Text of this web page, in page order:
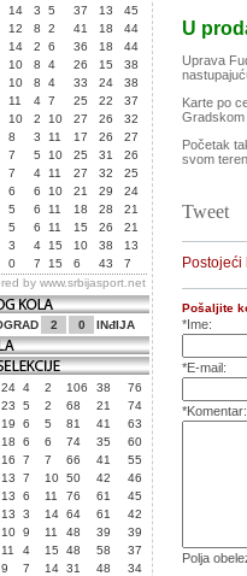
14 3 5 37 13
45
12 8 2 41 18
44
14 2 6 36 18
44
10 8 4 26 15
38
10 8 4 33 24
38
11 4 7 25 22
37
10 2 10 27 26
32
8 3 11 17 26
27
7 5 10 25 31
26
7 4 11 27 32
25
6 6 10 21 29
24
5 6 11 18 28
21
5 6 11 15 26
21
3 4 15 10 38
13
0 7 15 6 43
7
by www.srbijasport.net
2 0 INđIJA
24 4 2 106 38
76
23 5 2 68 21
74
19 6 5 81 41
63
18 6 6 74 35
60
16 7 7 66 41
55
13 7 10 50 42
46
13 6 11 76 61
45
13 3 14 64 61
42
10 9 11 48 39
39
11 4 15 48 58
37
9 7 14 31 48
34
U
Uprava
Karte po
Gradskom
Početak
svom
Tweet
Postojeći
Pošaljite
*Ime:
*E-mail:
*Komentar:
Polja